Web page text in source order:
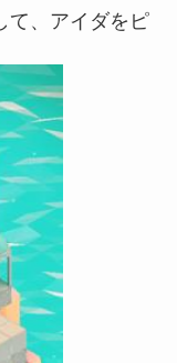
て、アイダをピ